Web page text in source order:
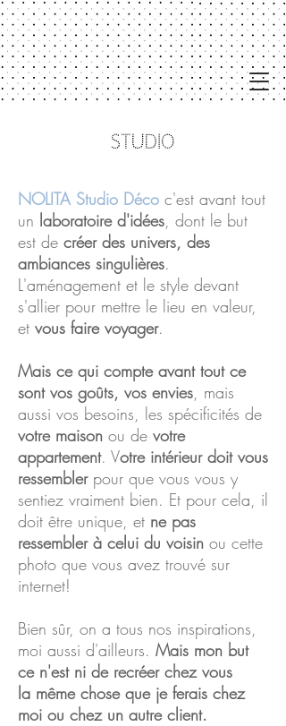
STUDIO
NOLITA Studio Déco c'est avant tout
un laboratoire d'idées, dont le but
est de créer des univers, des
ambiances singulières.
L'aménagement et le style devant
s'allier pour mettre le lieu en valeur,
et vous faire voyager.
Mais ce qui compte avant tout ce
sont vos goûts, vos envies, mais
aussi vos besoins, les spécificités de
votre maison ou de votre
appartement. Votre intérieur doit vous
ressembler pour que vous vous y
sentiez vraiment bien. Et pour cela, il
doit être unique, et ne pas
ressembler à celui du voisin ou cette
photo que vous avez trouvé sur
internet!
Bien sûr, on a tous nos inspirations,
moi aussi d'ailleurs. Mais mon but
ce n'est ni de recréer chez vous
la même chose que je ferais chez
moi ou chez un autre client.